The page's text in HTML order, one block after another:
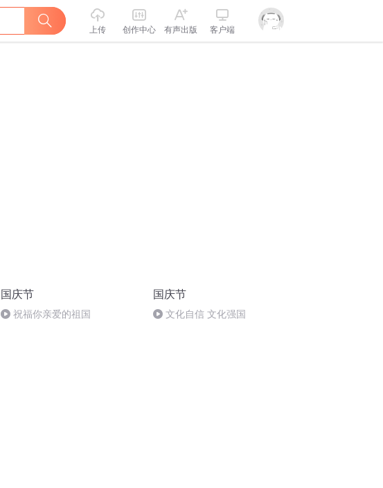
上传 创作中心 有声出版 客户端
国庆节
祝福你亲爱的祖国
国庆节
文化自信 文化强国